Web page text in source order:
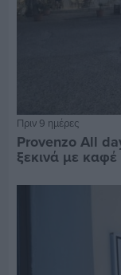
Πριν 9 ημέρες
Provenzo All
ξεκινά με